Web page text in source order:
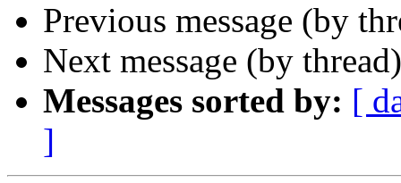
Previous message (by
Next message (by
Messages sorted by: [
]